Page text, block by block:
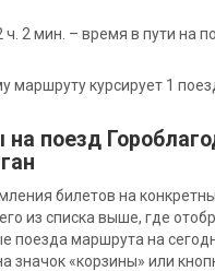
ч. 2 мин. – время в пути на
маршруту курсирует 1
на поезд
билетов на
из списка выше, где
поезда маршрута на
значок «корзины» или